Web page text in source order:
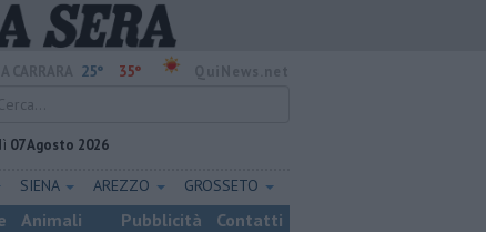
25° 35°
07 Agosto 2026
SIENA AREZZO GROSSETO
Animali Pubblicità Contatti